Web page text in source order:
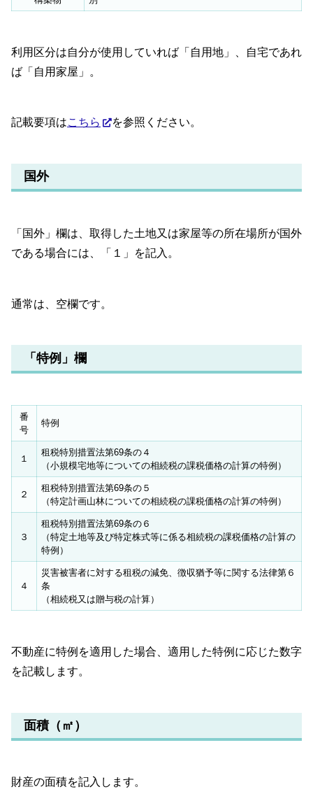
利用区分は自分が使用していれば「自用地」、自宅であれ
ば「自用家屋」。
記載要項はこちら を参照ください。
国外
「国外」欄は、取得した土地又は家屋等の所在場所が国外
である場合には、「１」を記入。
通常は、空欄です。
「特例」欄
番
号
特例
１
租税特別措置法第69条の４
（小規模宅地等についての相続税の課税価格の計算の特例）
２
租税特別措置法第69条の５
（特定計画山林についての相続税の課税価格の計算の特例）
３
租税特別措置法第69条の６
（特定土地等及び特定株式等に係る相続税の課税価格の計算の
特例）
４
災害被害者に対する租税の減免、徴収猶予等に関する法律第６
条
（相続税又は贈与税の計算）
不動産に特例を適用した場合、適用した特例に応じた数字
を記載します。
面積（㎡）
財産の面積を記入します。